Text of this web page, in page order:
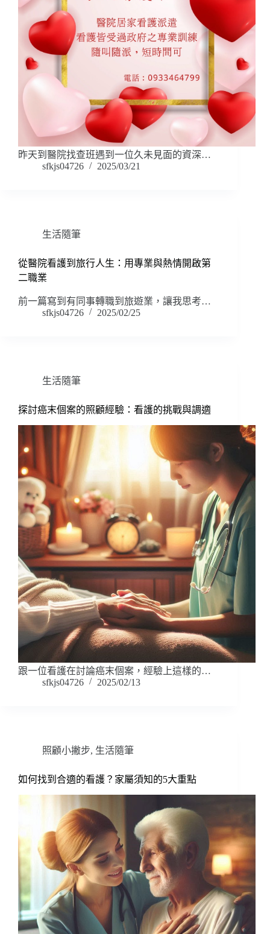
昨天到醫院找查班遇到一位久未見面的資深…
sfkjs04726
2025/03/21
生活隨筆
從醫院看護到旅行人生：用專業與熱情開啟第
二職業
前一篇寫到有同事轉職到旅遊業，讓我思考…
sfkjs04726
2025/02/25
生活隨筆
探討癌末個案的照顧經驗：看護的挑戰與調適
跟一位看護在討論癌末個案，經驗上這樣的…
sfkjs04726
2025/02/13
照顧小撇步, 生活隨筆
如何找到合適的看護？家屬須知的5大重點